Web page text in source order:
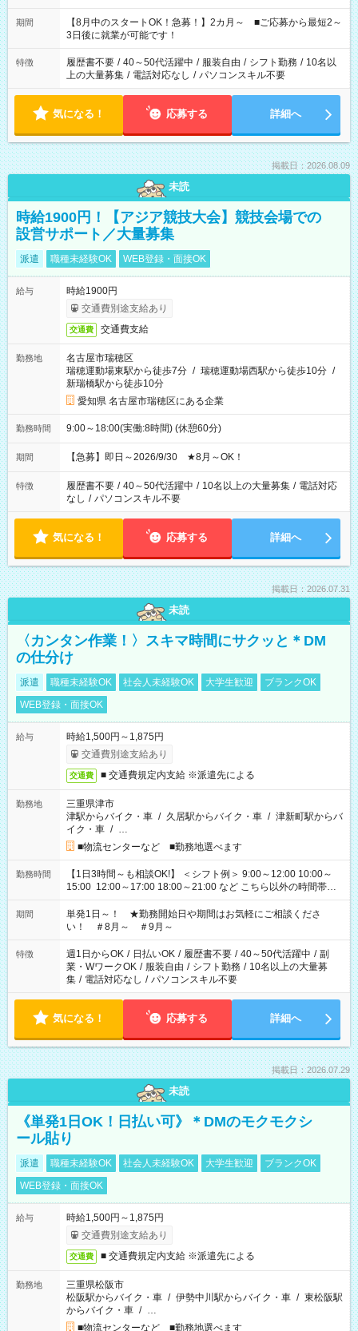
と休みを合わせたい」 「余裕を持って夕飯の準備がしたい」
「できれば残業はしたくない」 など、ご希望を教えてください
ね。 ※Wワーク希望の方へ 今ご覧のお仕事で希望する勤務時間
と、もう1つのお仕事の勤務時間。 合計で週40時間を超える場
合は応募できません。
期間
【8月中のスタートOK！急募！】2カ月～ ■ご応募から最短2～
3日後に就業が可能です！
特徴 履歴書不要 / 40～50代活躍中 / 服装自由 / シフト勤務 / 10名以
上の大量募集 / 電話対応なし / パソコンスキル不要
気になる！ 応募する 詳細へ
掲載日：2026.08.09
未読
時給1900円！【アジア競技大会】競技会場での
設営サポート／大量募集
派遣 職種未経験OK WEB登録・面接OK
給与
時給1900円
交通費別途支給あり
交通費 交通費支給
勤務地
名古屋市瑞穂区
瑞穂運動場東駅から徒歩7分 / 瑞穂運動場西駅から徒歩10分 /
新瑞橋駅から徒歩10分
愛知県 名古屋市瑞穂区にある企業
勤務時間 9:00～18:00(実働:8時間) (休憩60分)
期間 【急募】即日～2026/9/30 ★8月～OK！
特徴 履歴書不要 / 40～50代活躍中 / 10名以上の大量募集 / 電話対応
なし / パソコンスキル不要
気になる！ 応募する 詳細へ
掲載日：2026.07.31
未読
〈カンタン作業！〉スキマ時間にサクッと＊DM
の仕分け
派遣 職種未経験OK 社会人未経験OK 大学生歓迎
ブランクOK
WEB登録・面接OK
給与
時給1,500円～1,875円
交通費別途支給あり
交通費 ■ 交通費規定内支給 ※派遣先による
勤務地
三重県津市
津駅からバイク・車 / 久居駅からバイク・車 / 津新町駅からバ
イク・車 / …
■物流センターなど ■勤務地選べます
勤務時間
【1日3時間～も相談OK!】 ＜シフト例＞ 9:00～12:00 10:00～
15:00 12:00～17:00 18:00～21:00 など こちら以外の時間帯も
お気軽にご相談ください！
期間
単発1日～！ ★勤務開始日や期間はお気軽にご相談くださ
い！ ＃8月～ ＃9月～
特徴 週1日からOK / 日払いOK / 履歴書不要 / 40～50代活躍中 / 副
業・WワークOK / 服装自由 / シフト勤務 / 10名以上の大量募
集 / 電話対応なし / パソコンスキル不要
気になる！ 応募する 詳細へ
掲載日：2026.07.29
未読
《単発1日OK！日払い可》＊DMのモクモクシ
ール貼り
派遣 職種未経験OK 社会人未経験OK 大学生歓迎
ブランクOK
WEB登録・面接OK
給与
時給1,500円～1,875円
交通費別途支給あり
交通費 ■ 交通費規定内支給 ※派遣先による
勤務地
三重県松阪市
松阪駅からバイク・車 / 伊勢中川駅からバイク・車 / 東松阪駅
からバイク・車 / …
■物流センターなど ■勤務地選べます